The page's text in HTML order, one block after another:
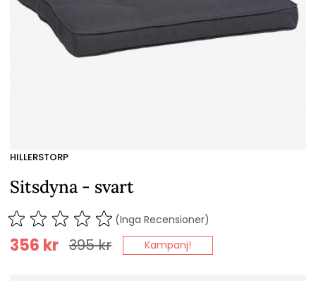
HILLERSTORP
Sitsdyna - svart
(Inga Recensioner)
395kr
356 kr Kampanj!